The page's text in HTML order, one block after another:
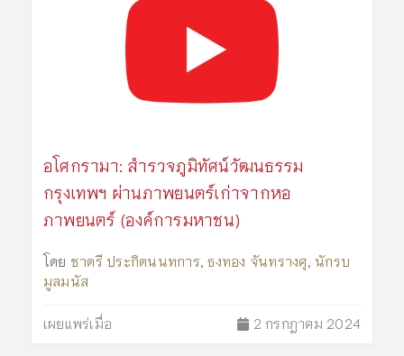
อโศกรามา: สำรวจภูมิทัศน์วัฒนธรรม
กรุงเทพฯ ผ่านภาพยนตร์เก่าจากหอ
ภาพยนตร์ (องค์การมหาชน)
โดย ชาตรี ประกิตนนทการ ,ธงทอง จันทรางศุ นักรบ
มูลมนัส
เผยแพร่เมื่อ 2 กรกฎาคม 2024